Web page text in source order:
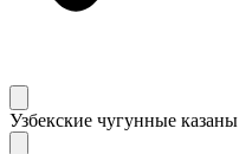
Узбекские чугунные казаны